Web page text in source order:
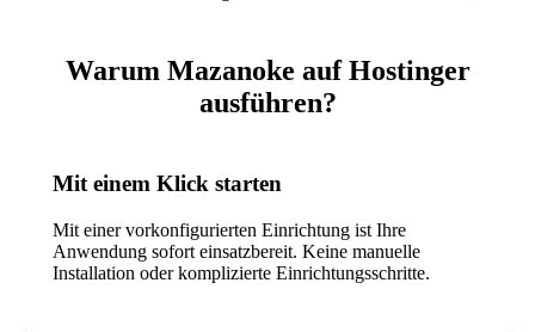
Warum Mazanoke auf Hostinger
ausführen?
Mit einem Klick starten
Mit einer vorkonfigurierten Einrichtung ist Ihre
Anwendung sofort einsatzbereit. Keine manuelle
Installation oder komplizierte Einrichtungsschritte.